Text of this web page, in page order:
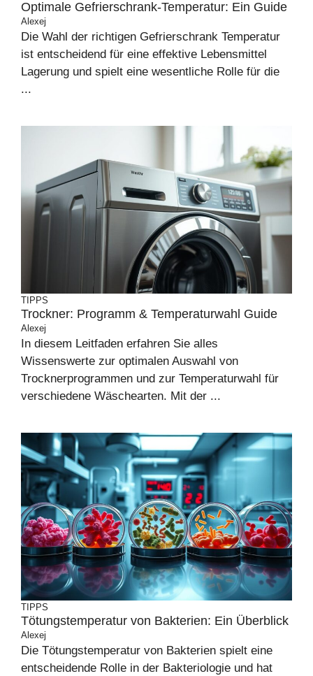
Optimale Gefrierschrank-Temperatur: Ein Guide
Alexej
Die Wahl der richtigen Gefrierschrank Temperatur
ist entscheidend für eine effektive Lebensmittel
Lagerung und spielt eine wesentliche Rolle für die
...
TIPPS
Trockner: Programm & Temperaturwahl Guide
Alexej
In diesem Leitfaden erfahren Sie alles
Wissenswerte zur optimalen Auswahl von
Trocknerprogrammen und zur Temperaturwahl für
verschiedene Wäschearten. Mit der ...
TIPPS
Tötungstemperatur von Bakterien: Ein Überblick
Alexej
Die Tötungstemperatur von Bakterien spielt eine
entscheidende Rolle in der Bakteriologie und hat